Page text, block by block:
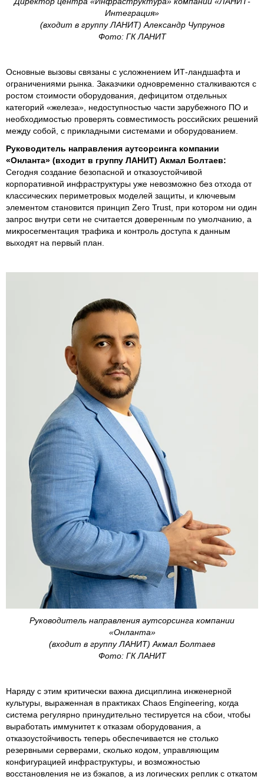
Интеграция»
(входит в группу ЛАНИТ) Александр Чупрунов
Фото: ГК ЛАНИТ
Основные вызовы связаны с усложнением ИТ-ландшафта и
ограничениями рынка. Заказчики одновременно сталкиваются с
ростом стоимости оборудования, дефицитом отдельных
категорий «железа», недоступностью части зарубежного ПО и
необходимостью проверять совместимость российских решений
между собой, с прикладными системами и оборудованием.
Руководитель направления аутсорсинга компании
«Онланта» (входит в группу ЛАНИТ) Акмал Болтаев:
Сегодня создание безопасной и отказоустойчивой
корпоративной инфраструктуры уже невозможно без отхода от
классических периметровых моделей защиты, и ключевым
элементом становится принцип Zero Trust, при котором ни один
запрос внутри сети не считается доверенным по умолчанию, а
микросегментация трафика и контроль доступа к данным
выходят на первый план.
Руководитель направления аутсорсинга компании
«Онланта»
(входит в группу ЛАНИТ) Акмал Болтаев
Фото: ГК ЛАНИТ
Наряду с этим критически важна дисциплина инженерной
культуры, выраженная в практиках Chaos Engineering, когда
система регулярно принудительно тестируется на сбои, чтобы
выработать иммунитет к отказам оборудования, а
отказоустойчивость теперь обеспечивается не столько
резервными серверами, сколько кодом, управляющим
конфигурацией инфраструктуры, и возможностью
восстановления не из бэкапов, а из логических реплик с откатом